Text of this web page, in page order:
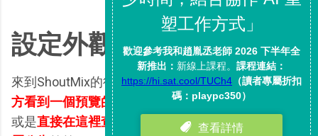
設定外觀樣式：
來到ShoutMix的後台介面，你可以在整個畫面右下
方看到一個預覽的留言板
，你可以輸入留言試試看，
或是直接在這裡查看最新的部落格留言，發表站長專